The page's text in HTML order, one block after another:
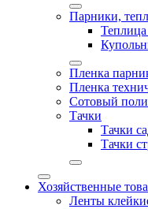
Парники,
Пленка
Пленка
Сотовый
Тачки
Тачки
Тачки
Хозяйственные
Ленты